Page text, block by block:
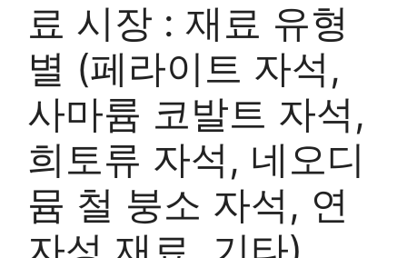
료 시장 : 재료 유형
별 (페라이트 자석,
사마륨 코발트 자석,
희토류 자석, 네오디
뮴 철 붕소 자석, 연